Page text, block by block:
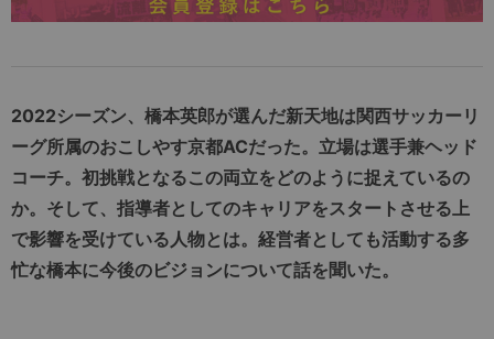
2022シーズン、橋本英郎が選んだ新天地は関西サッカーリ
ーグ所属のおこしやす京都ACだった。立場は選手兼ヘッド
コーチ。初挑戦となるこの両立をどのように捉えているの
か。そして、指導者としてのキャリアをスタートさせる上
で影響を受けている人物とは。経営者としても活動する多
忙な橋本に今後のビジョンについて話を聞いた。